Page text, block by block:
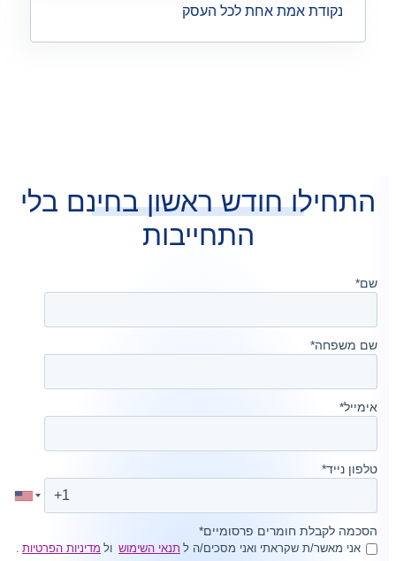
נקודת אמת אחת לכל העסק
חודש ראשון בחינם בלי
התחייבות
*
*
חומרים פרסומיים *
מאשר/ת שקראתי ואני מסכים/ה ל תנאי השימוש ול מדיניות הפרטיות .